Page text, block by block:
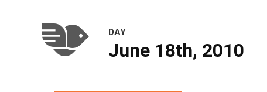
DAY
June 18th, 2010